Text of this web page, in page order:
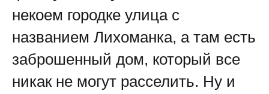
некоем городке улица с
названием Лихоманка, а там есть
заброшенный дом, который все
никак не могут расселить. Ну и